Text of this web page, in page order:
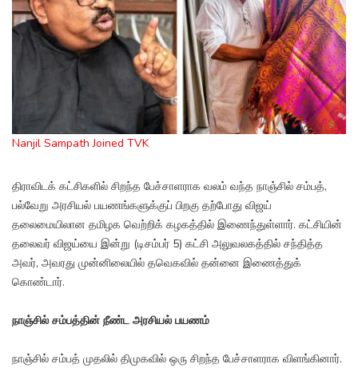
Nanjil Sampath Joined TVK
திராவிடக் கட்சிகளில் சிறந்த பேச்சாளராக வலம் வந்த நாஞ்சில் சம்பத்,
பல்வேறு அரசியல் பயணங்களுக்குப் பிறகு தற்போது விஜய்
தலைமையிலான தமிழக வெற்றிக் கழகத்தில் இணைந்துள்ளார். கட்சியின்
தலைவர் விஜய்யை இன்று (டிசம்பர் 5) கட்சி அலுவலகத்தில் சந்தித்த
அவர், அவரது முன்னிலையில் தவெகவில் தன்னை இணைத்துக்
கொண்டார்.
நாஞ்சில் சம்பத்தின் நீண்ட அரசியல் பயணம்
நாஞ்சில் சம்பத் முதலில் திமுகவில் ஒரு சிறந்த பேச்சாளராக விளங்கினார்.